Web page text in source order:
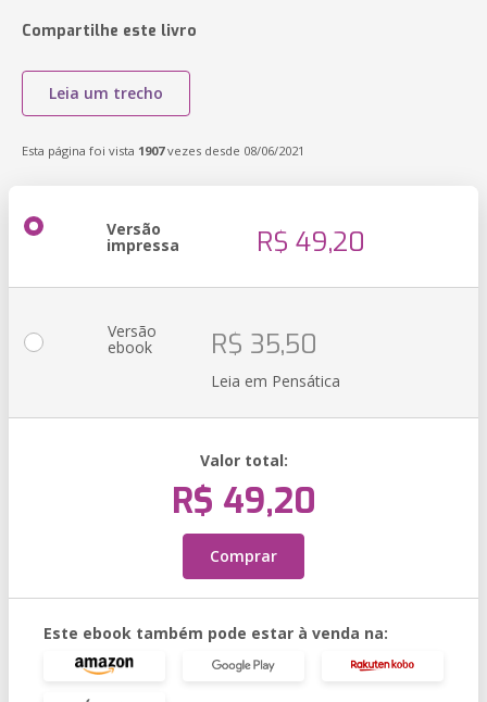
Compartilhe este livro
Leia um trecho
Esta página foi vista 1907vezes desde 08/06/2021
Versão
impressa R$ 49,20
Versão
ebook R$ 35,50
Leia em Pensática
Valor total:
R$ 49,20
Comprar
Este ebook também pode estar à venda na: